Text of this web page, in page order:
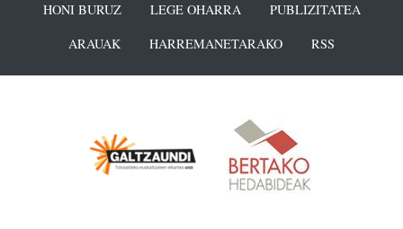
HONI BURUZ LEGE OHARRA
PUBLIZITATEA
ARAUAK
HARREMANETARAKO RSS